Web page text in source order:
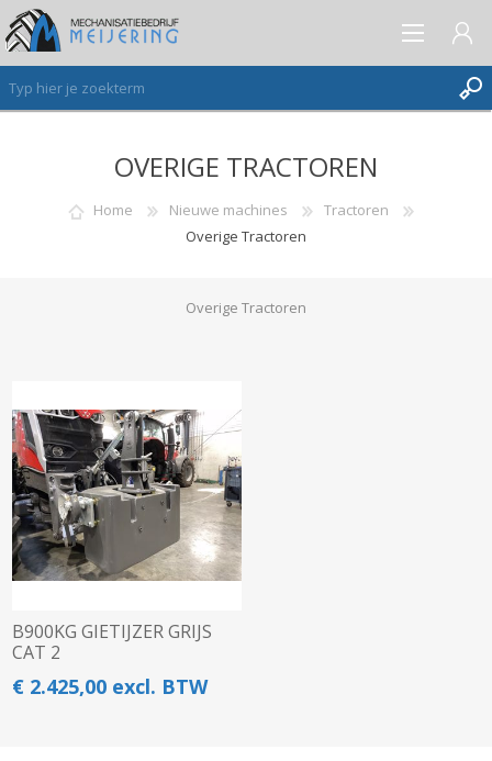
AANMELDEN ALS NIEUWE KLANT
INLOGGEN
OVERIGE TRACTOREN
Home Nieuwe machines
Tractoren
Overige Tractoren
Overige Tractoren
B900KG GIETIJZER GRIJS
CAT 2
€ 2.425,00 excl. BTW